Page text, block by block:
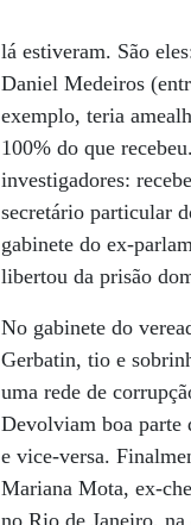
lá estiveram. São
Daniel Medeiros
exemplo, teria
100% do que
investigadores:
secretário particular
gabinete do ex-
libertou da prisão
No gabinete do
Gerbatin, tio e
uma rede de
Devolviam boa parte
e vice-versa.
Mariana Mota, ex-
no Rio de Janeiro,